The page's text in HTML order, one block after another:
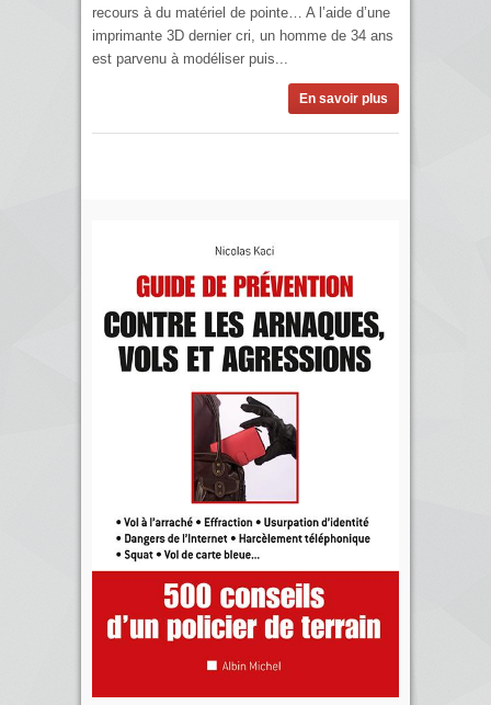
recours à du matériel de pointe… A l’aide d’une
imprimante 3D dernier cri, un homme de 34 ans
est parvenu à modéliser puis...
En savoir plus